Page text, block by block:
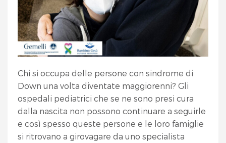
Chi si occupa delle persone con sindrome di
Down una volta diventate maggiorenni? Gli
ospedali pediatrici che se ne sono presi cura
dalla nascita non possono continuare a seguirle
e così spesso queste persone e le loro famiglie
si ritrovano a girovagare da uno specialista